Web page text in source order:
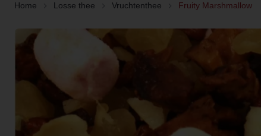
Home Losse thee Vruchtenthee Fruity Marshmallow